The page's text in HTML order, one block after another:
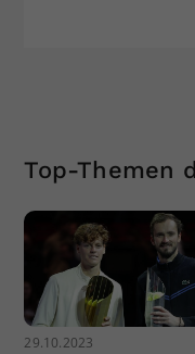
Top-Themen
29.10.2023